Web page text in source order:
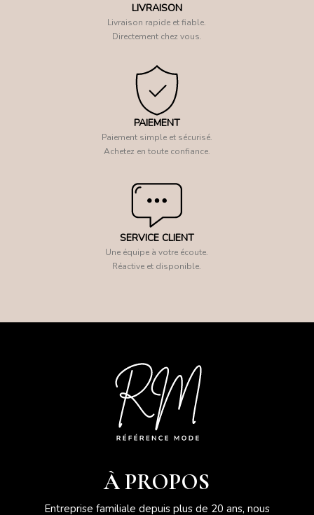
LIVRAISON
Livraison rapide et fiable.
Directement chez vous.
PAIEMENT
Paiement simple et sécurisé.
Achetez en toute confiance.
SERVICE CLIENT
Une équipe à votre écoute.
Réactive et disponible.
À PROPOS
Entreprise familiale depuis plus de 20 ans, nous